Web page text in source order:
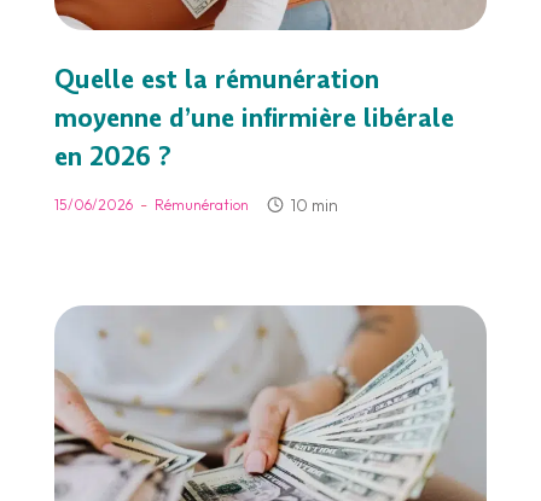
Quelle est la rémunération
moyenne d’une infirmière libérale
en 2026 ?
15/06/2026 - Rémunération 10 min